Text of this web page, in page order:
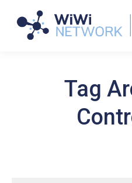
Tag